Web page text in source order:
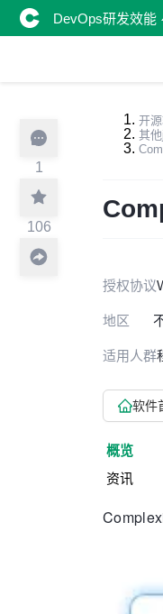
DevOps研发效能
1
106
开
其
授权协议
地区
适用人群
软件
概览
资讯